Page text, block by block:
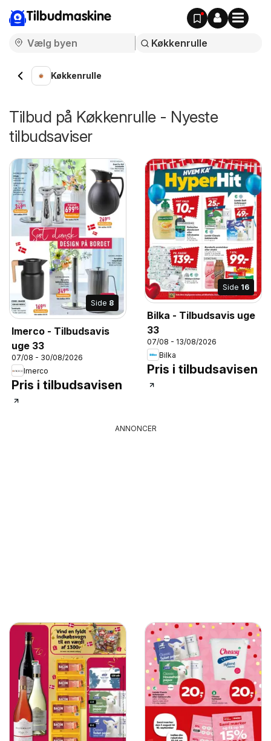
Tilbudmaskine
Køkkenrulle
Tilbud på Køkkenrulle - Nyeste
tilbudsaviser
Side 8
Imerco - Tilbudsavis
uge 33
07/08 - 30/08/2026
Imerco
Pris i tilbudsavisen
Side 16
Bilka - Tilbudsavis uge
33
07/08 - 13/08/2026
Bilka
Pris i tilbudsavisen
ANNONCER